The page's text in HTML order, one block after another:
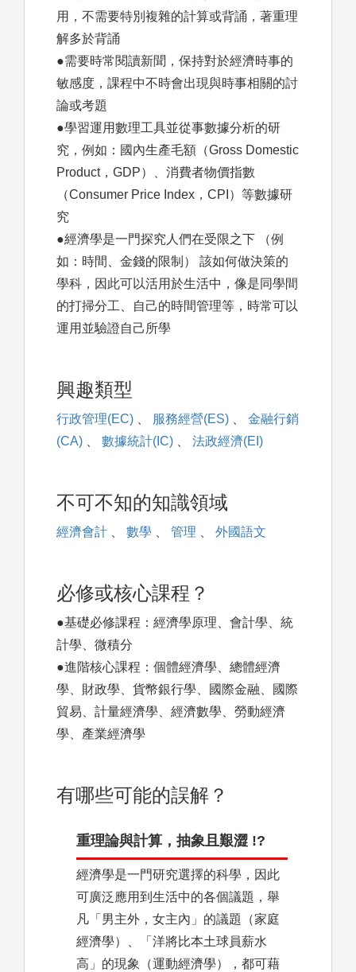
用，不需要特別複雜的計算或背誦，著重理
解多於背誦
●需要時常閱讀新聞，保持對於經濟時事的
敏感度，課程中不時會出現與時事相關的討
論或考題
●學習運用數理工具並從事數據分析的研
究，例如：國內生產毛額（Gross Domestic
Product，GDP）、消費者物價指數
（Consumer Price Index，CPI）等數據研
究
●經濟學是一門探究人們在受限之下 （例
如：時間、金錢的限制） 該如何做決策的
學科，因此可以活用於生活中，像是同學間
的打掃分工、自己的時間管理等，時常可以
運用並驗證自己所學
興趣類型
行政管理(EC) 、 服務經營(ES) 、
金融行銷
(CA) 、 數據統計(IC) 、 法政經濟(EI)
不可不知的知識領域
經濟會計 、 數學 、 管理 、 外國語文
必修或核心課程？
●基礎必修課程：經濟學原理、會計學、統
計學、微積分
●進階核心課程：個體經濟學、總體經濟
學、財政學、貨幣銀行學、國際金融、國際
貿易、計量經濟學、經濟數學、勞動經濟
學、產業經濟學
有哪些可能的誤解？
重理論與計算，抽象且艱澀 !?
經濟學是一門研究選擇的科學，因此
可廣泛應用到生活中的各個議題，舉
凡「男主外，女主內」的議題（家庭
經濟學）、「洋將比本土球員薪水
高」的現象（運動經濟學），都可藉